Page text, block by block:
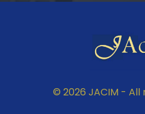
© 2026 JACIM - All